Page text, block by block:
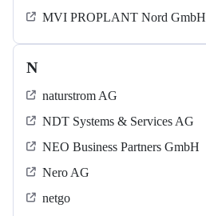
MVI PROPLANT Nord GmbH
N
naturstrom AG
NDT Systems & Services AG
NEO Business Partners GmbH
Nero AG
netgo